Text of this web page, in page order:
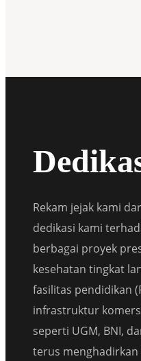
Rekam jejak kami
dedikasi kami
berbagai proyek
kesehatan tingkat
fasilitas pendidikan
infrastruktur
seperti UGM, BNI,
terus menghadirkan